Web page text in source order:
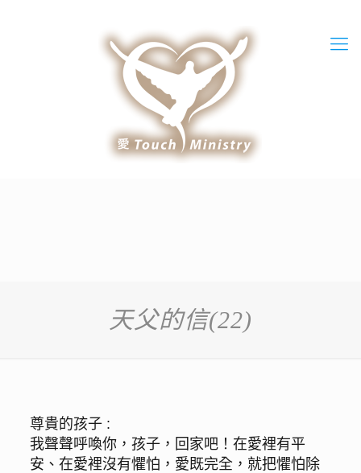
天父的信(22)
尊貴的孩子 :
我聲聲呼喚你，孩子，回家吧！在愛裡有平
安、在愛裡沒有懼怕，愛既完全，就把懼怕除